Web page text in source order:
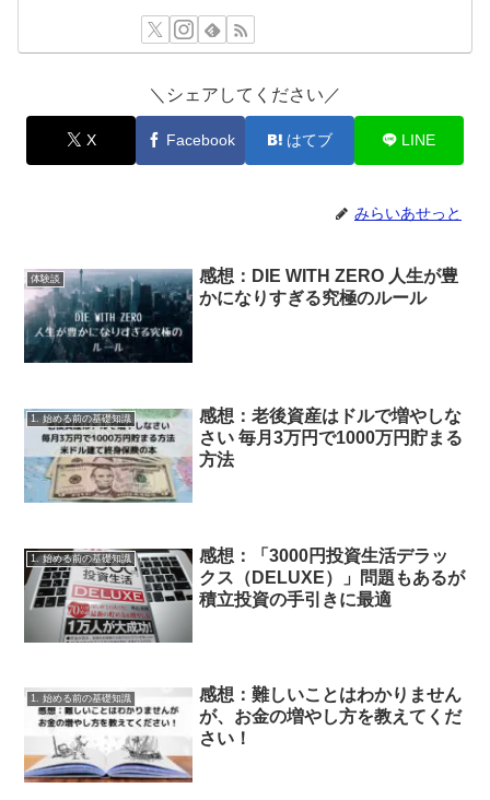
＼シェアしてください／
X Facebook はてブ LINE
みらいあせっと
体験談
感想：DIE WITH ZERO 人生が豊
かになりすぎる究極のルール
1. 始める前の基礎知識
感想：老後資産はドルで増やしな
さい 毎月3万円で1000万円貯まる
方法
1. 始める前の基礎知識
感想：「3000円投資生活デラッ
クス（DELUXE）」問題もあるが
積立投資の手引きに最適
1. 始める前の基礎知識
感想：難しいことはわかりません
が、お金の増やし方を教えてくだ
さい！